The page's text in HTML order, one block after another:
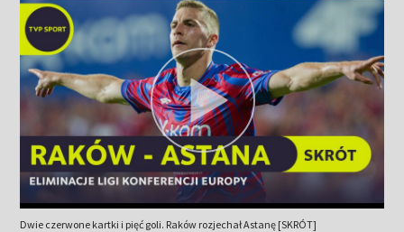
Dwie czerwone kartki i pięć goli. Raków rozjechał Astanę [SKRÓT]